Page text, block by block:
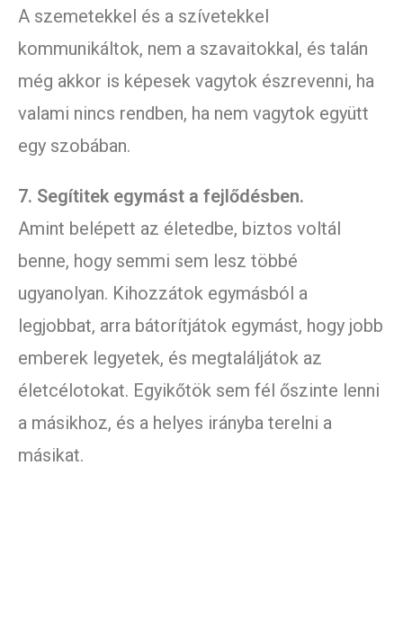
A szemetekkel és a szívetekkel
kommunikáltok, nem a szavaitokkal, és talán
még akkor is képesek vagytok észrevenni, ha
valami nincs rendben, ha nem vagytok együtt
egy szobában.
7. Segítitek egymást a fejlődésben.
Amint belépett az életedbe, biztos voltál
benne, hogy semmi sem lesz többé
ugyanolyan. Kihozzátok egymásból a
legjobbat, arra bátorítjátok egymást, hogy jobb
emberek legyetek, és megtaláljátok az
életcélotokat. Egyikőtök sem fél őszinte lenni
a másikhoz, és a helyes irányba terelni a
másikat.